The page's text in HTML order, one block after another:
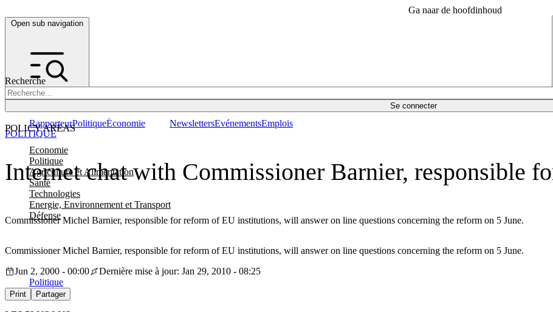
Ga naar de hoofdinhoud
Open sub navigation
Recherche
Se connecter
POLICY AREAS
Economie
Politique
Agriculture et Alimentation
Santé
Technologies
Energie, Environnement et Transport
Défense
RapporteurPolitiqueÉconomie NewslettersEvénementsEmplois
Internet chat with Commissioner Barnier, responsible
Commissioner Michel Barnier, responsible for reform of EU institutions, will answer on line questions concerning the reform on 5 June.
POLITIQUE
Commissioner Michel Barnier, responsible for reform of EU institutions, will answer on line questions concerning the reform on 5 June.
Jun 2, 2000 - 00:00
Dernière mise à jour: Jan 29, 2010 - 08:25
Politique
Print Partager